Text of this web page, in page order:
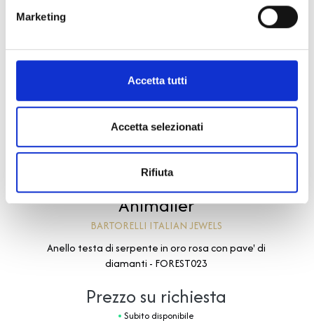
Marketing
Accetta tutti
Accetta selezionati
Rifiuta
Animalier
BARTORELLI ITALIAN JEWELS
Anello testa di serpente in oro rosa con pave' di
diamanti - FOREST023
Prezzo su richiesta
Subito disponibile